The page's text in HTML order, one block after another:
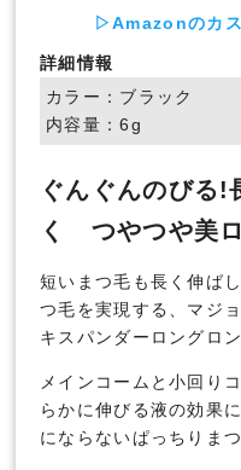
▷Amazonのカス
詳細情報
カラー：ブラック
内容量：6g
ぐんぐんのびる!
く つやつや美
短いまつ毛も長く伸ば
つ毛を実現する、マジ
キスパンダーロングロ
メインコームと小回り
らかに伸びる液の効果
にならないぱっちりま